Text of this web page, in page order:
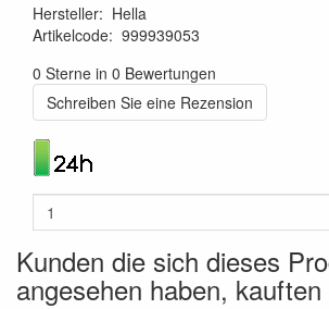
Hersteller: Hella
Artikelcode: 999939053
0 Sterne in 0 Bewertungen
Schreiben Sie eine Rezension
Kunden die sich dieses
angesehen haben, kauften